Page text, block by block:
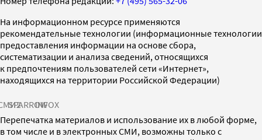
На информационном ресурсе применяются
рекомендательные технологии (информационные технологии
предоставления информации на основе сбора,
систематизации и анализа сведений, относящихся
к предпочтениям пользователей сети «Интернет»,
находящихся на территории Российской Федерации)
SPARROWINFOX
Перепечатка материалов и использование их в любой форме,
в том числе и в электронных СМИ, возможны только с